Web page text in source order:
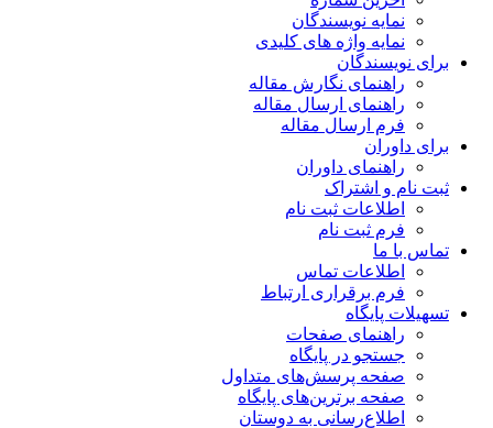
نمایه نویسندگان
نمایه واژه های کلیدی
برای نویسندگان
راهنمای نگارش مقاله
راهنمای ارسال مقاله
فرم ارسال مقاله
برای داوران
راهنمای داوران
ثبت نام و اشتراک
اطلاعات ثبت نام
فرم ثبت نام
تماس با ما
اطلاعات تماس
فرم برقراری ارتباط
تسهیلات پایگاه
راهنمای صفحات
جستجو در پایگاه
صفحه پرسش‌های متداول
صفحه برترین‌های پایگاه
اطلاع‌رسانی به دوستان